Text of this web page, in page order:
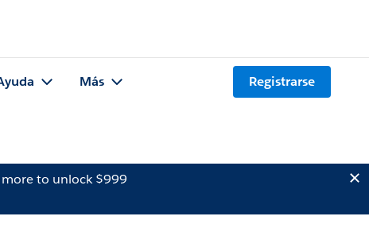
Más Registrarse
to unlock $999